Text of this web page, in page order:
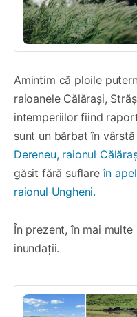
Amintim că ploile
raioanele Călărași,
intemperiilor fiind
sunt un bărbat în
Dereneu, raionul
găsit fără suflareîn
raionul Ungheni.
În prezent, în mai
inundații.